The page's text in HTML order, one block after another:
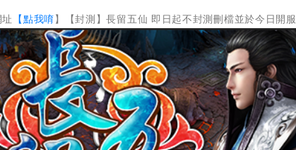
【點我唷】【封測】長留五仙 即日起不封測刪檔並於今日開服